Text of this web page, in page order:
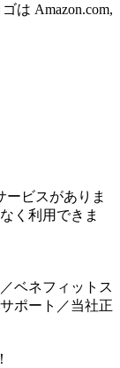
は Amazon.com,
ービスがありま
く利用できま
ベネフィットス
ポート／当社正